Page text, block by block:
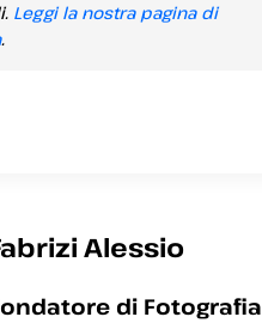
Leggi la nostra pagina di
.
Alessio
di Fotografia